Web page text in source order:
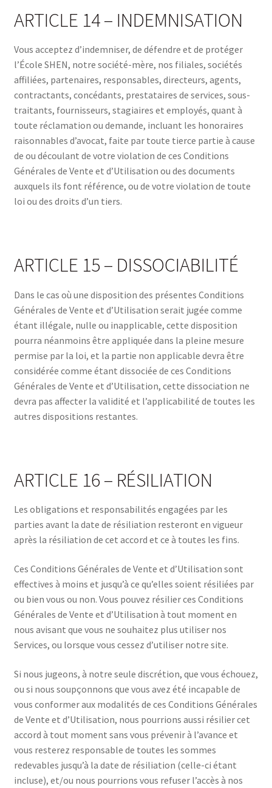
ARTICLE 14 – INDEMNISATION
Vous acceptez d’indemniser, de défendre et de protéger
l’École SHEN, notre société-mère, nos filiales, sociétés
affiliées, partenaires, responsables, directeurs, agents,
contractants, concédants, prestataires de services, sous-
traitants, fournisseurs, stagiaires et employés, quant à
toute réclamation ou demande, incluant les honoraires
raisonnables d’avocat, faite par toute tierce partie à cause
de ou découlant de votre violation de ces Conditions
Générales de Vente et d’Utilisation ou des documents
auxquels ils font référence, ou de votre violation de toute
loi ou des droits d’un tiers.
ARTICLE 15 – DISSOCIABILITÉ
Dans le cas où une disposition des présentes Conditions
Générales de Vente et d’Utilisation serait jugée comme
étant illégale, nulle ou inapplicable, cette disposition
pourra néanmoins être appliquée dans la pleine mesure
permise par la loi, et la partie non applicable devra être
considérée comme étant dissociée de ces Conditions
Générales de Vente et d’Utilisation, cette dissociation ne
devra pas affecter la validité et l’applicabilité de toutes les
autres dispositions restantes.
ARTICLE 16 – RÉSILIATION
Les obligations et responsabilités engagées par les
parties avant la date de résiliation resteront en vigueur
après la résiliation de cet accord et ce à toutes les fins.
Ces Conditions Générales de Vente et d’Utilisation sont
effectives à moins et jusqu’à ce qu’elles soient résiliées par
ou bien vous ou non. Vous pouvez résilier ces Conditions
Générales de Vente et d’Utilisation à tout moment en
nous avisant que vous ne souhaitez plus utiliser nos
Services, ou lorsque vous cessez d’utiliser notre site.
Si nous jugeons, à notre seule discrétion, que vous échouez,
ou si nous soupçonnons que vous avez été incapable de
vous conformer aux modalités de ces Conditions Générales
de Vente et d’Utilisation, nous pourrions aussi résilier cet
accord à tout moment sans vous prévenir à l’avance et
vous resterez responsable de toutes les sommes
redevables jusqu’à la date de résiliation (celle-ci étant
incluse), et/ou nous pourrions vous refuser l’accès à nos